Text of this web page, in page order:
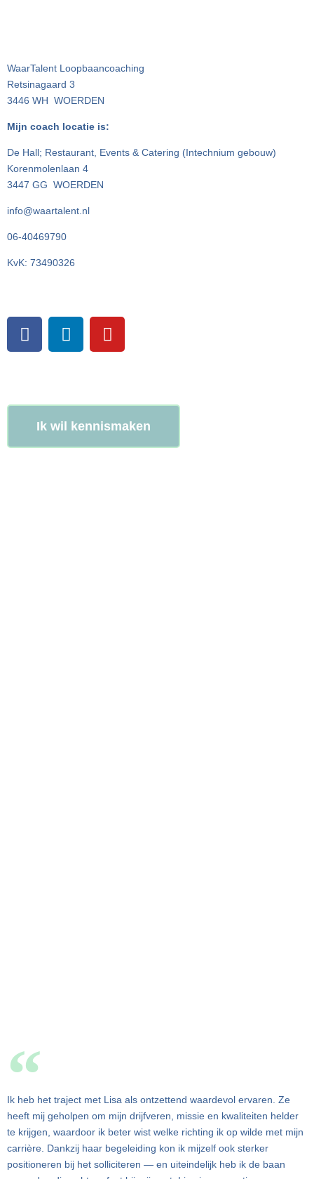
WaarTalent Loopbaancoaching
Retsinagaard 3
3446 WH WOERDEN
Mijn coach locatie is:
De Hall; Restaurant, Events & Catering (Intechnium gebouw)
Korenmolenlaan 4
3447 GG WOERDEN
info@waartalent.nl
06-40469790
KvK: 73490326
Ik wil kennismaken
Ik heb het traject met Lisa als ontzettend waardevol ervaren. Ze
heeft mij geholpen om mijn drijfveren, missie en kwaliteiten helder
te krijgen, waardoor ik beter wist welke richting ik op wilde met mijn
carrière. Dankzij haar begeleiding kon ik mijzelf ook sterker
positioneren bij het solliciteren — en uiteindelijk heb ik de baan